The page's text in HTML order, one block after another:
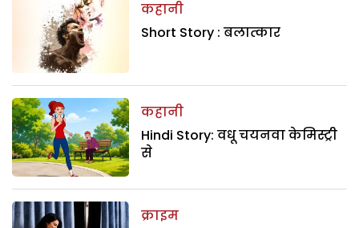
कहानी
Short Story : बलात्कार
कहानी
Hindi Story: वधू चयनवा केमिस्ट्री
से
क्राइम